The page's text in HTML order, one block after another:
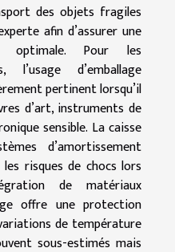
des objets fragiles
afin d’assurer une
optimale. Pour les
l’usage d’emballage
pertinent lorsqu’il
d’art, instruments de
sensible. La caisse
d’amortissement
risques de chocs lors
de matériaux
offre une protection
de température
sous-estimés mais